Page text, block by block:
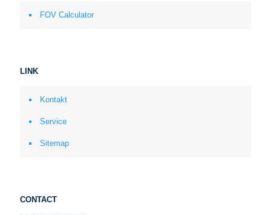
FOV Calculator
LINK
Kontakt
Service
Sitemap
CONTACT